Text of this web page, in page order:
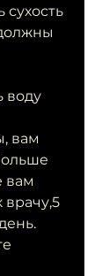
сухость
воду
вам
вам
врачу,5